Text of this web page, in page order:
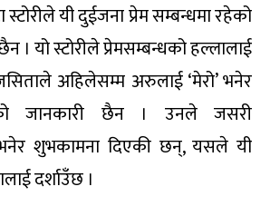
स्टोरीले यी दुईजना प्रेम सम्बन्धमा रहेको
। यो स्टोरीले प्रेमसम्बन्धको हल्लालाई
अहिलेसम्म अरुलाई ‘मेरो’ भनेर
जानकारी छैन । उनले जसरी
शुभकामना दिएकी छन्, यसले यी
दर्शाउँछ ।